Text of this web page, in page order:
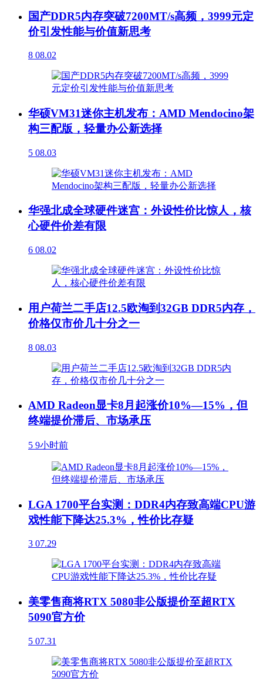
国产DDR5内存突破7200MT/s高频，3999元定
价引发性能与价值新思考
8 08.02
华硕VM31迷你主机发布：AMD Mendocino架
构三配版，轻量办公新选择
5 08.03
华强北成全球硬件迷宫：外设性价比惊人，核
心硬件价差有限
6 08.02
用户荷兰二手店12.5欧淘到32GB DDR5内存，
价格仅市价几十分之一
8 08.03
AMD Radeon显卡8月起涨价10%—15%，但
终端提价滞后、市场承压
5 9小时前
LGA 1700平台实测：DDR4内存致高端CPU游
戏性能下降达25.3%，性价比存疑
3 07.29
美零售商将RTX 5080非公版提价至超RTX
5090官方价
5 07.31